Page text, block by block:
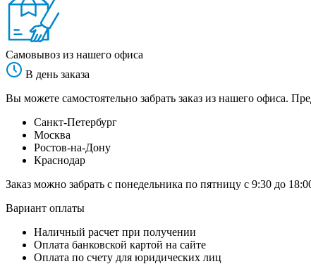
Самовывоз из нашего офиса
В день заказа
Вы можете самостоятельно забрать заказ из нашего офиса.
Санкт-Петербург
Москва
Ростов-на-Дону
Краснодар
Заказ можно забрать с понедельника по пятницу с 9:30 до
Вариант оплаты
Наличный расчет при получении
Оплата банковской картой на сайте
Оплата по счету для юридических лиц